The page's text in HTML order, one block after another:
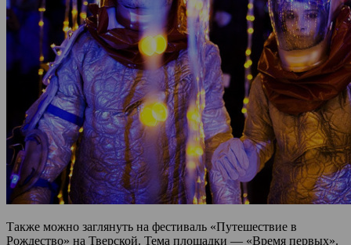
Также можно заглянуть на фестиваль «Путешествие в
Рождество» на Тверской. Тема площадки — «Время первых».